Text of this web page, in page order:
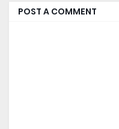
POST A COMMENT